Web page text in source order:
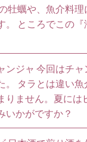
牡蠣や、魚介料
。 ところでこの
ンジャ 今回はチ
。 タラとは違い
りません。夏には
いかがですか？